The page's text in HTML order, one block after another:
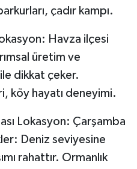
çadır kampı.
Havza ilçesi
üretim ve
dikkat çeker.
köy hayatı deneyimi.
Lokasyon: Çarşamba
Deniz seviyesine
rahattır. Ormanlık